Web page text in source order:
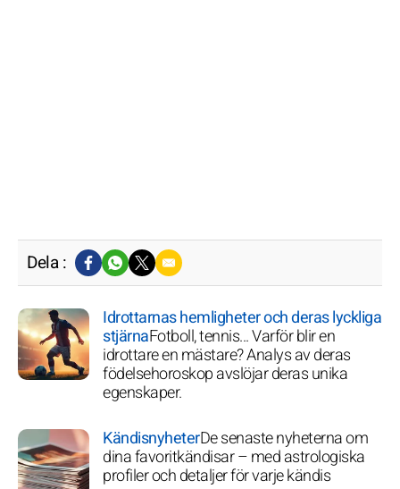
Dela :
Idrottarnas hemligheter och deras lyckliga
stjärnaFotboll, tennis... Varför blir en
idrottare en mästare? Analys av deras
födelsehoroskop avslöjar deras unika
egenskaper.
KändisnyheterDe senaste nyheterna om
dina favoritkändisar – med astrologiska
profiler och detaljer för varje kändis